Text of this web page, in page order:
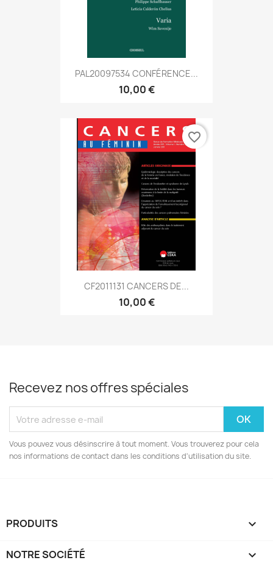
PAL20097534 CONFÉRENCE...
10,00 €
CF2011131 CANCERS DE...
10,00 €
favorite_border
Recevez nos offres spéciales
Vous pouvez vous désinscrire à tout moment. Vous trouverez pour cela
nos informations de contact dans les conditions d'utilisation du site.
PRODUITS 
NOTRE SOCIÉTÉ 